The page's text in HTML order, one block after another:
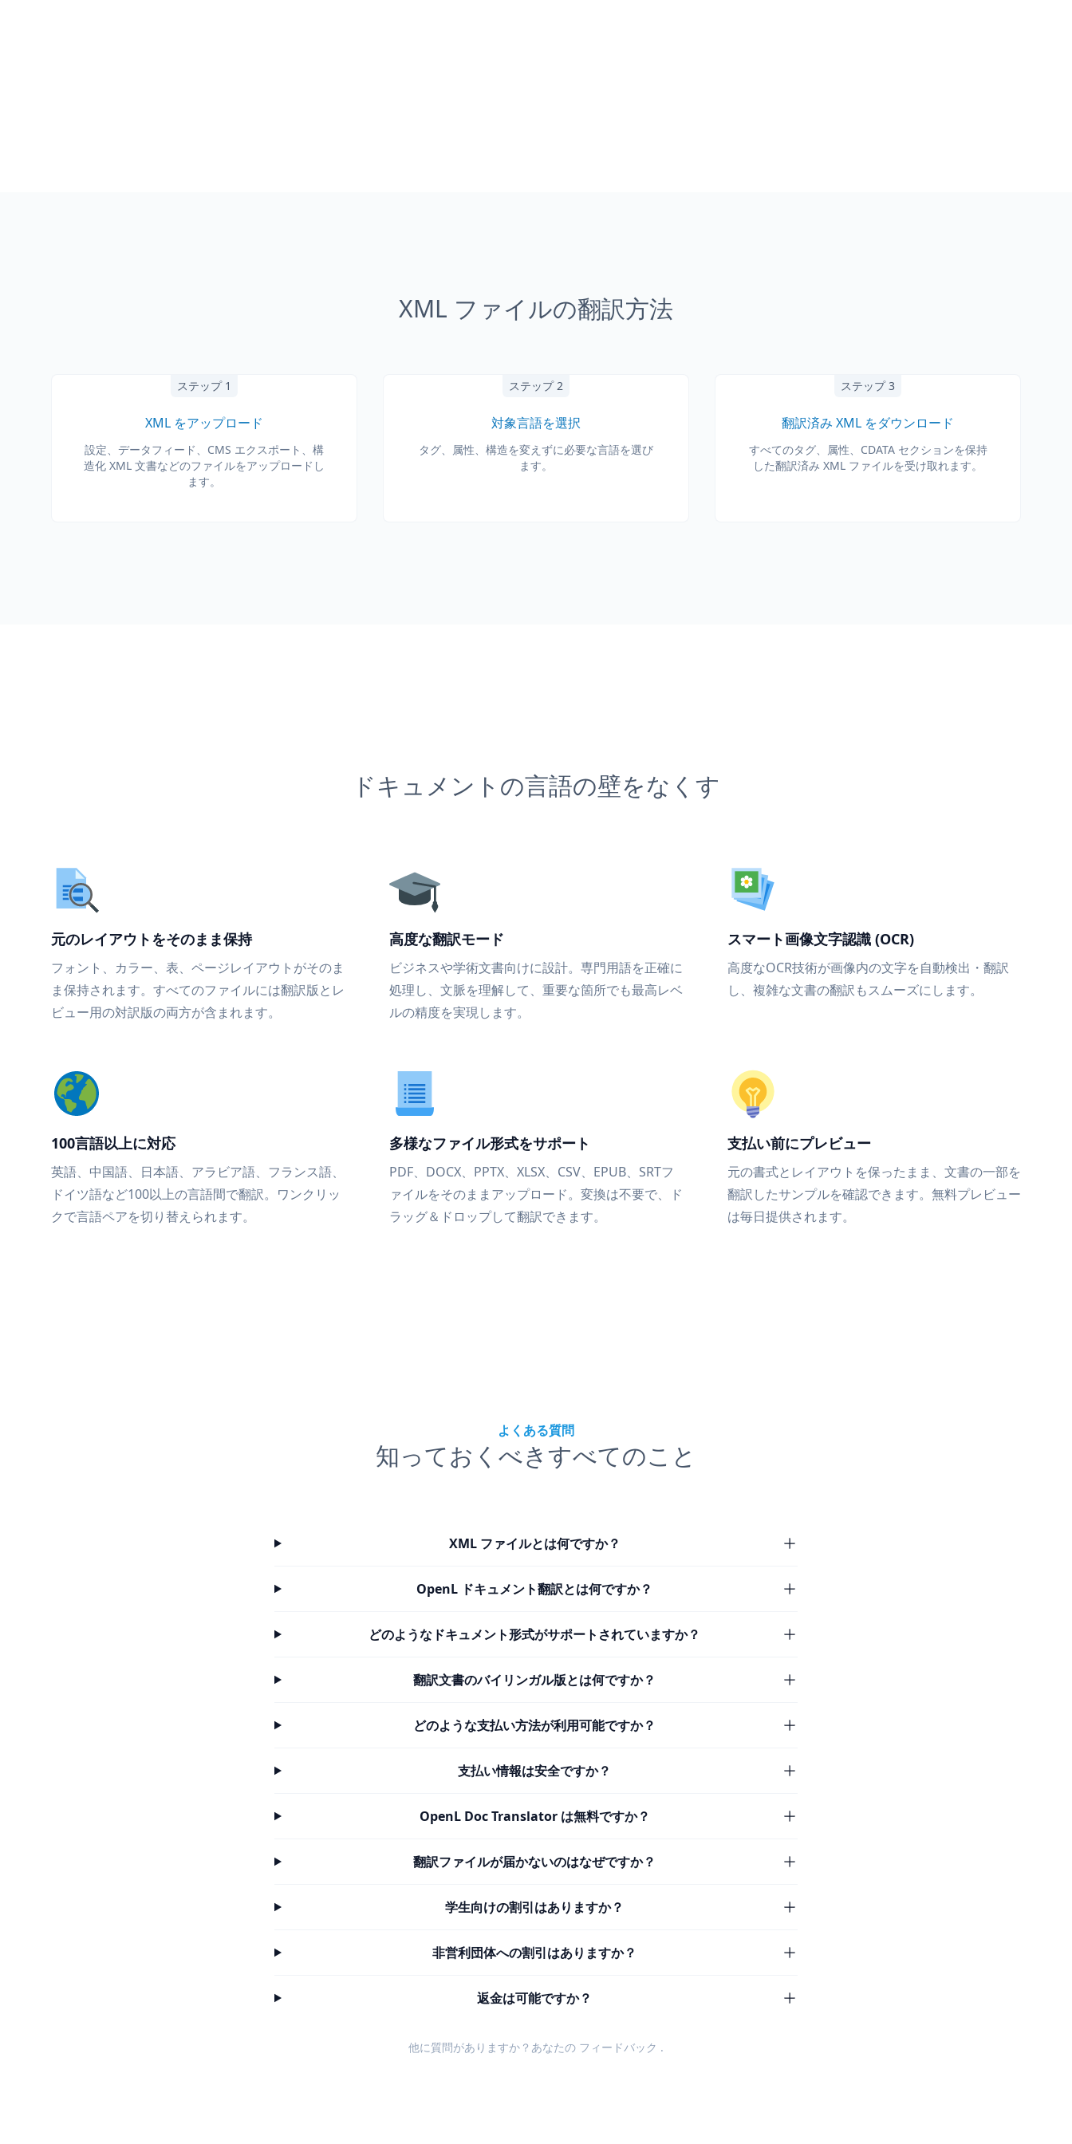
XML ファイルの翻訳方法
ステップ 1
XML をアップロード
設定、データフィード、CMS エクスポート、構
造化 XML 文書などのファイルをアップロードし
ます。
ステップ 2
対象言語を選択
タグ、属性、構造を変えずに必要な言語を選び
ます。
ステップ 3
翻訳済み XML をダウンロード
すべてのタグ、属性、CDATA セクションを保持
した翻訳済み XML ファイルを受け取れます。
ドキュメントの言語の壁をなくす
元のレイアウトをそのまま保持
フォント、カラー、表、ページレイアウトがそのま
ま保持されます。すべてのファイルには翻訳版とレ
ビュー用の対訳版の両方が含まれます。
高度な翻訳モード
ビジネスや学術文書向けに設計。専門用語を正確に
処理し、文脈を理解して、重要な箇所でも最高レベ
ルの精度を実現します。
スマート画像文字認識 (OCR)
高度なOCR技術が画像内の文字を自動検出・翻訳
し、複雑な文書の翻訳もスムーズにします。
100言語以上に対応
英語、中国語、日本語、アラビア語、フランス語、
ドイツ語など100以上の言語間で翻訳。ワンクリッ
クで言語ペアを切り替えられます。
多様なファイル形式をサポート
PDF、DOCX、PPTX、XLSX、CSV、EPUB、SRTフ
ァイルをそのままアップロード。変換は不要で、ド
ラッグ＆ドロップして翻訳できます。
支払い前にプレビュー
元の書式とレイアウトを保ったまま、文書の一部を
翻訳したサンプルを確認できます。無料プレビュー
は毎日提供されます。
よくある質問
知っておくべきすべてのこと
XML ファイルとは何ですか？
OpenL ドキュメント翻訳とは何ですか？
どのようなドキュメント形式がサポートされていますか？
翻訳文書のバイリンガル版とは何ですか？
どのような支払い方法が利用可能ですか？
支払い情報は安全ですか？
OpenL Doc Translator は無料ですか？
翻訳ファイルが届かないのはなぜですか？
学生向けの割引はありますか？
非営利団体への割引はありますか？
返金は可能ですか？
他に質問がありますか？あなたの フィードバック .